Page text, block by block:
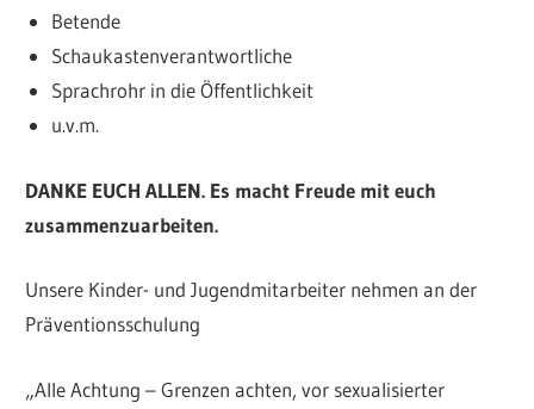
Betende
Schaukastenverantwortliche
Sprachrohr in die Öffentlichkeit
u.v.m.
DANKE EUCH ALLEN. Es macht Freude mit euch
zusammenzuarbeiten.
Unsere Kinder- und Jugendmitarbeiter nehmen an der
Präventionsschulung
„Alle Achtung – Grenzen achten, vor sexualisierter